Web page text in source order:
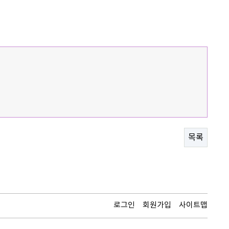
목록
로그인 회원가입 사이트맵